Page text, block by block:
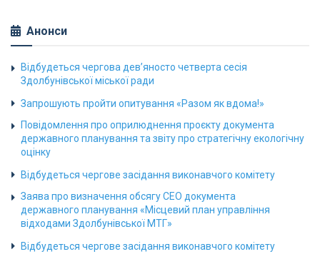
Анонси
Відбудеться чергова дев’яносто четверта сесія
Здолбунівської міської ради
Запрошують пройти опитування «Разом як вдома!»
Повідомлення про оприлюднення проєкту документа
державного планування та звіту про стратегічну екологічну
оцінку
Відбудеться чергове засідання виконавчого комітету
Заява про визначення обсягу СЕО документа
державного планування «Місцевий план управління
відходами Здолбунівської МТГ»
Відбудеться чергове засідання виконавчого комітету